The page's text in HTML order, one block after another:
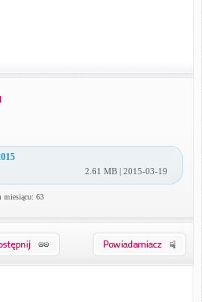
2.61 MB | 2015-03-19
miesiącu: 63